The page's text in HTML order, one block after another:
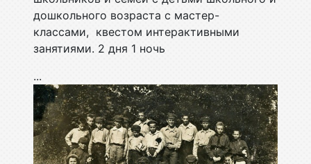
дошкольного возраста с мастер-
классами, квестом интерактивными
занятиями. 2 дня 1 ночь
...